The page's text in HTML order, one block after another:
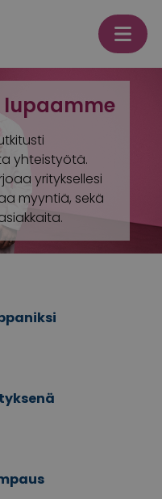
lupaamme
yhteistyötä.
yrityksellesi
myyntiä, sekä